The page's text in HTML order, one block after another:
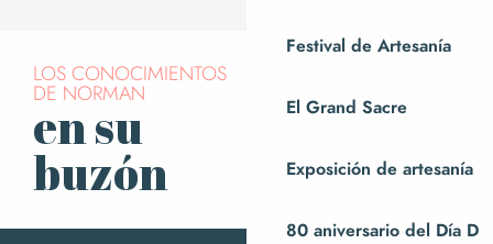
Festival de Artesanía
El Grand Sacre
Exposición de artesanía
80 aniversario del Día D
LOS CONOCIMIENTOS
DE NORMAN
en su
buzón